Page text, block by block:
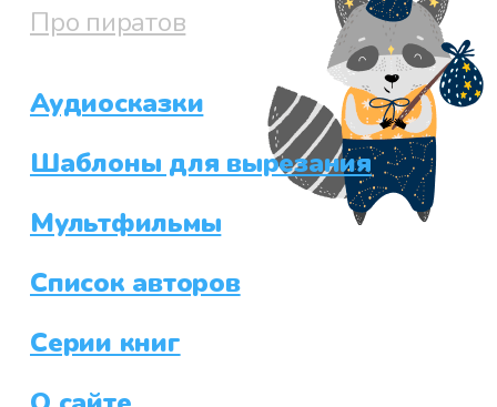
Про пиратов
Аудиосказки
Шаблоны для вырезания
Мультфильмы
Список авторов
Серии книг